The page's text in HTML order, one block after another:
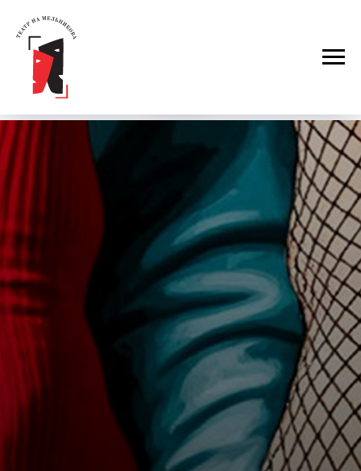
Покупка билетов на все спектакли